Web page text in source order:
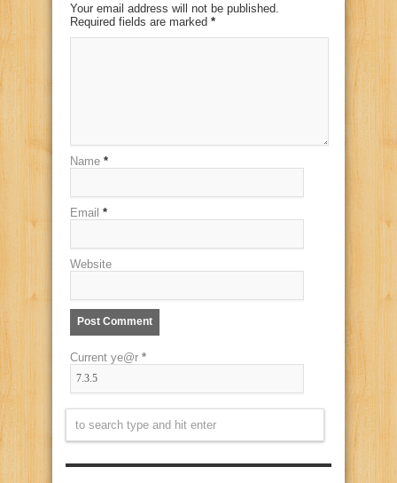
Your email address will not be published.
Required fields are marked *
Name *
Email *
Website
Current ye@r *